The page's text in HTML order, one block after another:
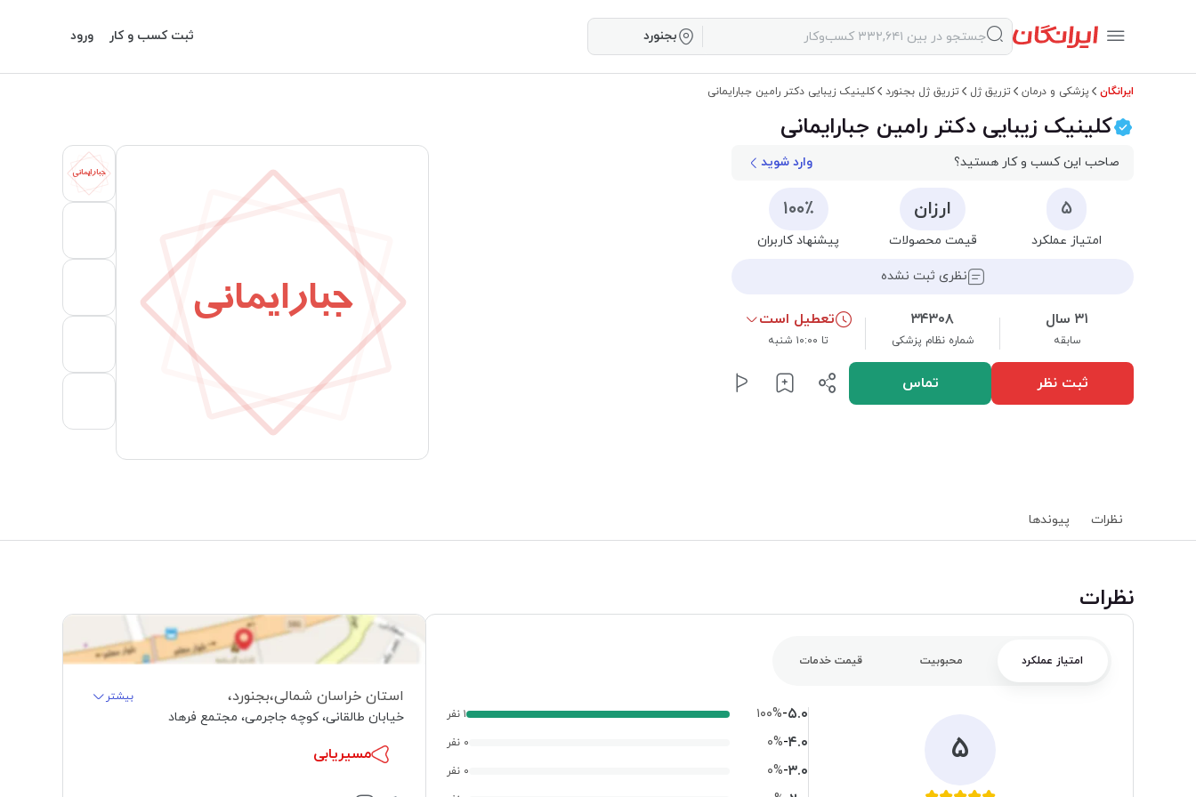
بجنورد ثبت کسب و کار ورود
ایرانگان پزشکی و درمان تزریق ژل تزریق ژل بجنورد کلینیک زیبایی دکتر رامین جبارایمانی
کلینیک زیبایی دکتر رامین جبارایمانی
صاحب این کسب و کار هستید؟ وارد شوید
۵
امتیاز عملکرد
ارزان
قیمت محصولات
۱۰۰٪
پیشنهاد کاربران
نظری ثبت نشده
۳۱ سال
سابقه
۳۴۳۰۸
شماره نظام پزشکی
تعطیل است
تا ۱۰:۰۰ شنبه
ثبت نظر تماس
جبارایمانی
جبارایمانی
نظرات پیوند‌ها
‌نظرات
امتیاز عملکرد محبوبیت قیمت خدمات
۵
۵.۰-۱۰۰% ۱ نفر
۴.۰-۰% ۰ نفر
۳.۰-۰% ۰ نفر
استان خراسان شمالی،بجنورد، بیشتر
خیابان طالقانی، کوچه جاجرمی، مجتمع فرهاد
مسیریابی